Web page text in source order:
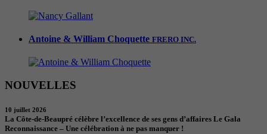
Antoine & William Choquette FRERO INC.
NOUVELLES
10 juillet 2026
La Côte-de-Beaupré célèbre l’excellence de ses gens d’affaires Le Gala
Reconnaissance – Une célébration à ne pas manquer !